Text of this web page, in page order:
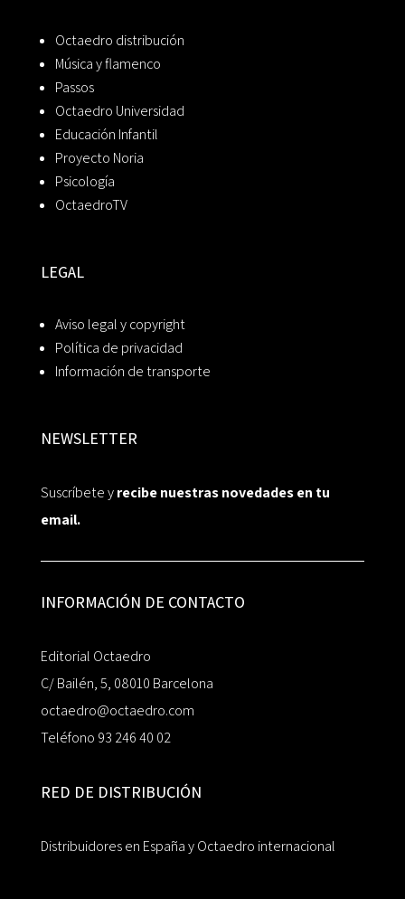
Octaedro distribución
Música y flamenco
Passos
Octaedro Universidad
Educación Infantil
Proyecto Noria
Psicología
OctaedroTV
LEGAL
Aviso legal y copyright
Política de privacidad
Información de transporte
NEWSLETTER
Suscríbete yrecibe nuestras novedades en tu
email.
INFORMACIÓN DE CONTACTO
Editorial Octaedro
C/ Bailén, 5, 08010 Barcelona
octaedro@octaedro.com
Teléfono 93 246 40 02
RED DE DISTRIBUCIÓN
Distribuidores en España y Octaedro internacional